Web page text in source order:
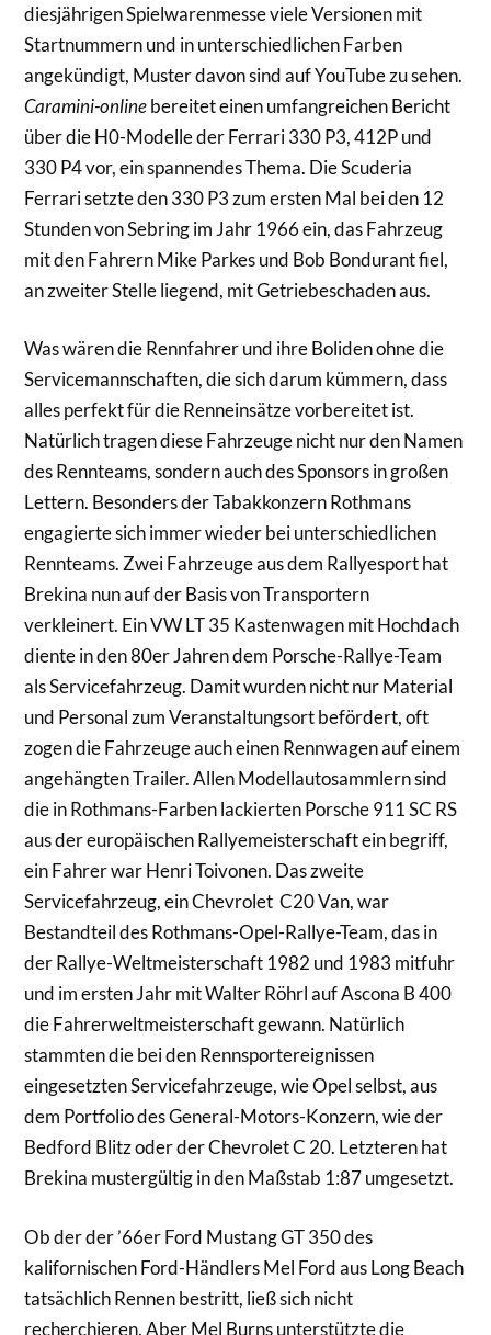
diesjährigen Spielwarenmesse viele Versionen mit
Startnummern und in unterschiedlichen Farben
angekündigt, Muster davon sind auf YouTube zu sehen.
Caramini-onlinebereitet einen umfangreichen Bericht
über die H0-Modelle der Ferrari 330 P3, 412P und
330 P4 vor, ein spannendes Thema. Die Scuderia
Ferrari setzte den 330 P3 zum ersten Mal bei den 12
Stunden von Sebring im Jahr 1966 ein, das Fahrzeug
mit den Fahrern Mike Parkes und Bob Bondurant fiel,
an zweiter Stelle liegend, mit Getriebeschaden aus.
Was wären die Rennfahrer und ihre Boliden ohne die
Servicemannschaften, die sich darum kümmern, dass
alles perfekt für die Renneinsätze vorbereitet ist.
Natürlich tragen diese Fahrzeuge nicht nur den Namen
des Rennteams, sondern auch des Sponsors in großen
Lettern. Besonders der Tabakkonzern Rothmans
engagierte sich immer wieder bei unterschiedlichen
Rennteams. Zwei Fahrzeuge aus dem Rallyesport hat
Brekina nun auf der Basis von Transportern
verkleinert. Ein VW LT 35 Kastenwagen mit Hochdach
diente in den 80er Jahren dem Porsche-Rallye-Team
als Servicefahrzeug. Damit wurden nicht nur Material
und Personal zum Veranstaltungsort befördert, oft
zogen die Fahrzeuge auch einen Rennwagen auf einem
angehängten Trailer. Allen Modellautosammlern sind
die in Rothmans-Farben lackierten Porsche 911 SC RS
aus der europäischen Rallyemeisterschaft ein begriff,
ein Fahrer war Henri Toivonen. Das zweite
Servicefahrzeug, ein Chevrolet C20 Van, war
Bestandteil des Rothmans-Opel-Rallye-Team, das in
der Rallye-Weltmeisterschaft 1982 und 1983 mitfuhr
und im ersten Jahr mit Walter Röhrl auf Ascona B 400
die Fahrerweltmeisterschaft gewann. Natürlich
stammten die bei den Rennsportereignissen
eingesetzten Servicefahrzeuge, wie Opel selbst, aus
dem Portfolio des General-Motors-Konzern, wie der
Bedford Blitz oder der Chevrolet C 20. Letzteren hat
Brekina mustergültig in den Maßstab 1:87 umgesetzt.
Ob der der ’66er Ford Mustang GT 350 des
kalifornischen Ford-Händlers Mel Ford aus Long Beach
tatsächlich Rennen bestritt, ließ sich nicht
recherchieren. Aber Mel Burns unterstützte die